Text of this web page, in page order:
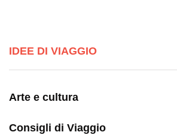
IDEE DI VIAGGIO
Arte e cultura
Consigli di Viaggio